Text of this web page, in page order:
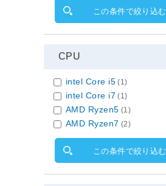
この条件で絞り込む
CPU
intel Core i5 (1)
intel Core i7 (1)
AMD Ryzen5 (1)
AMD Ryzen7 (2)
この条件で絞り込む